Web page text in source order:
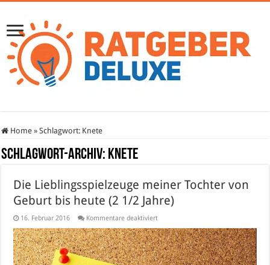
Home » Schlagwort: Knete
Schlagwort-Archiv: Knete
Die Lieblingsspielzeuge meiner Tochter von
Geburt bis heute (2 1/2 Jahre)
16. Februar 2016 Kommentare deaktiviertfür
Lieblingsspielzeuge
meiner
Tochter
von